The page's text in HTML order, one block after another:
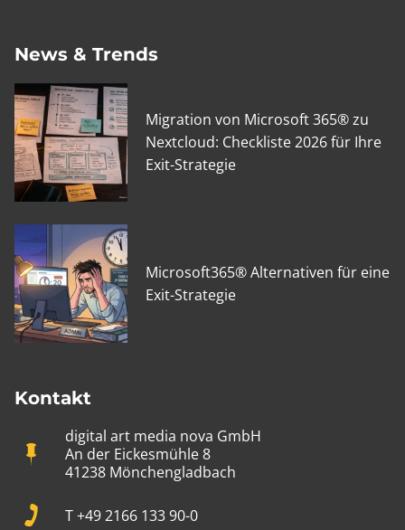
News & Trends
Migration von Microsoft 365® zu
Nextcloud: Checkliste 2026 für Ihre
Exit-Strategie
Microsoft365® Alternativen für eine
Exit-Strategie
Kontakt
digital art media nova GmbH
An der Eickesmühle 8
41238 Mönchengladbach
T +49 2166 133 90-0